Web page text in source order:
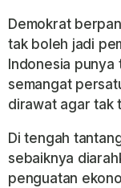
Demokrat
tak boleh jadi
Indonesia
semangat
dirawat agar tak
Di tengah
sebaiknya
penguatan